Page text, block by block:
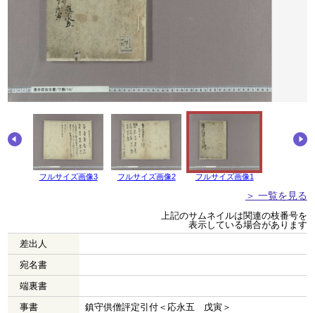
フルサイズ画像3 フルサイズ画像2 フルサイズ画像1
＞ 一覧を見る
上記のサムネイルは関連の枝番号を
表示している場合があります
差出人
宛名書
端裏書
事書
鎮守供僧評定引付＜応永五 戊寅＞